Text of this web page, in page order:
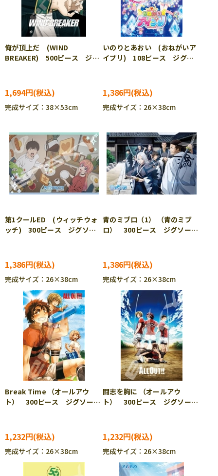
俺が頂上だ (WIND
BREAKER) 500ピース ジグ
1,694円
完成サイズ：38×53cm
いのりとあおい (おねがいア
イプリ) 108ピース ジグソ
1,386円
完成サイズ：26×38cm
第1クールED (ウィッチウォ
ッチ) 300ピース ジグソー
1,386円
完成サイズ：26×38cm
青のミブロ（1） （青のミブ
ロ） 300ピース ジグソーパ
1,386円
完成サイズ：26×38cm
Break Time （オールアウ
ト） 300ピース ジグソーパ
1,232円
完成サイズ：26×38cm
闘志を胸に （オールアウ
ト） 300ピース ジグソーパ
1,232円
完成サイズ：26×38cm